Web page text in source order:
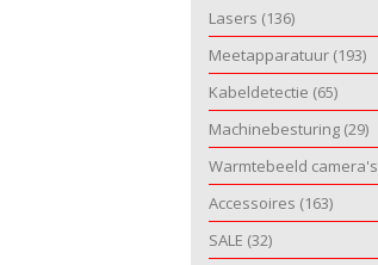
Lasers (136)
Meetapparatuur (193)
Kabeldetectie (65)
Machinebesturing (29)
Warmtebeeld camera's
Accessoires (163)
SALE (32)